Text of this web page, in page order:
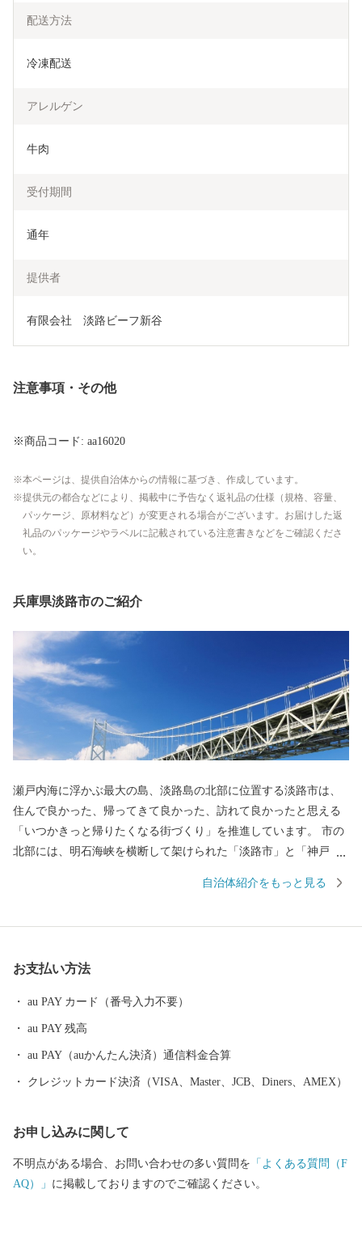
配送方法
冷凍配送
アレルゲン
牛肉
受付期間
通年
提供者
有限会社　淡路ビーフ新谷
注意事項・その他
※商品コード: aa16020
本ページは、提供自治体からの情報に基づき、作成しています。
提供元の都合などにより、掲載中に予告なく返礼品の仕様（規格、容量、
パッケージ、原材料など）が変更される場合がございます。お届けした返
礼品のパッケージやラベルに記載されている注意書きなどをご確認くださ
い。
兵庫県淡路市のご紹介
瀬戸内海に浮かぶ最大の島、淡路島の北部に位置する淡路市は、
住んで良かった、帰ってきて良かった、訪れて良かったと思える
「いつかきっと帰りたくなる街づくり」を推進しています。 市の
北部には、明石海峡を横断して架けられた「淡路市」と「神戸
ています。 淡路島はかつて朝廷に食材を献上していた「御食国」
が揚がります。 なんと言っても、淡路島のブランド牛『淡路ビー
フ。』ここ淡路島で生まれる子牛はとても評価が高く、日本を代
自然豊かな淡路島で育った子牛です。 穏やかな太陽と、潮風が運
ぶミネラルをたっぷり含んだ大地で育った淡路島の牛は、旨味が
濃く、誰もがその味の違いを実感いただける品質を誇ります。
自治体紹介をもっと見る
お支払い方法
au PAY カード（番号入力不要）
au PAY 残高
au PAY（auかんたん決済）通信料金合算
クレジットカード決済（VISA、Master、JCB、Diners、AMEX）
お申し込みに関して
不明点がある場合、お問い合わせの多い質問を 「よくある質問（F
AQ）」 に掲載しておりますのでご確認ください。